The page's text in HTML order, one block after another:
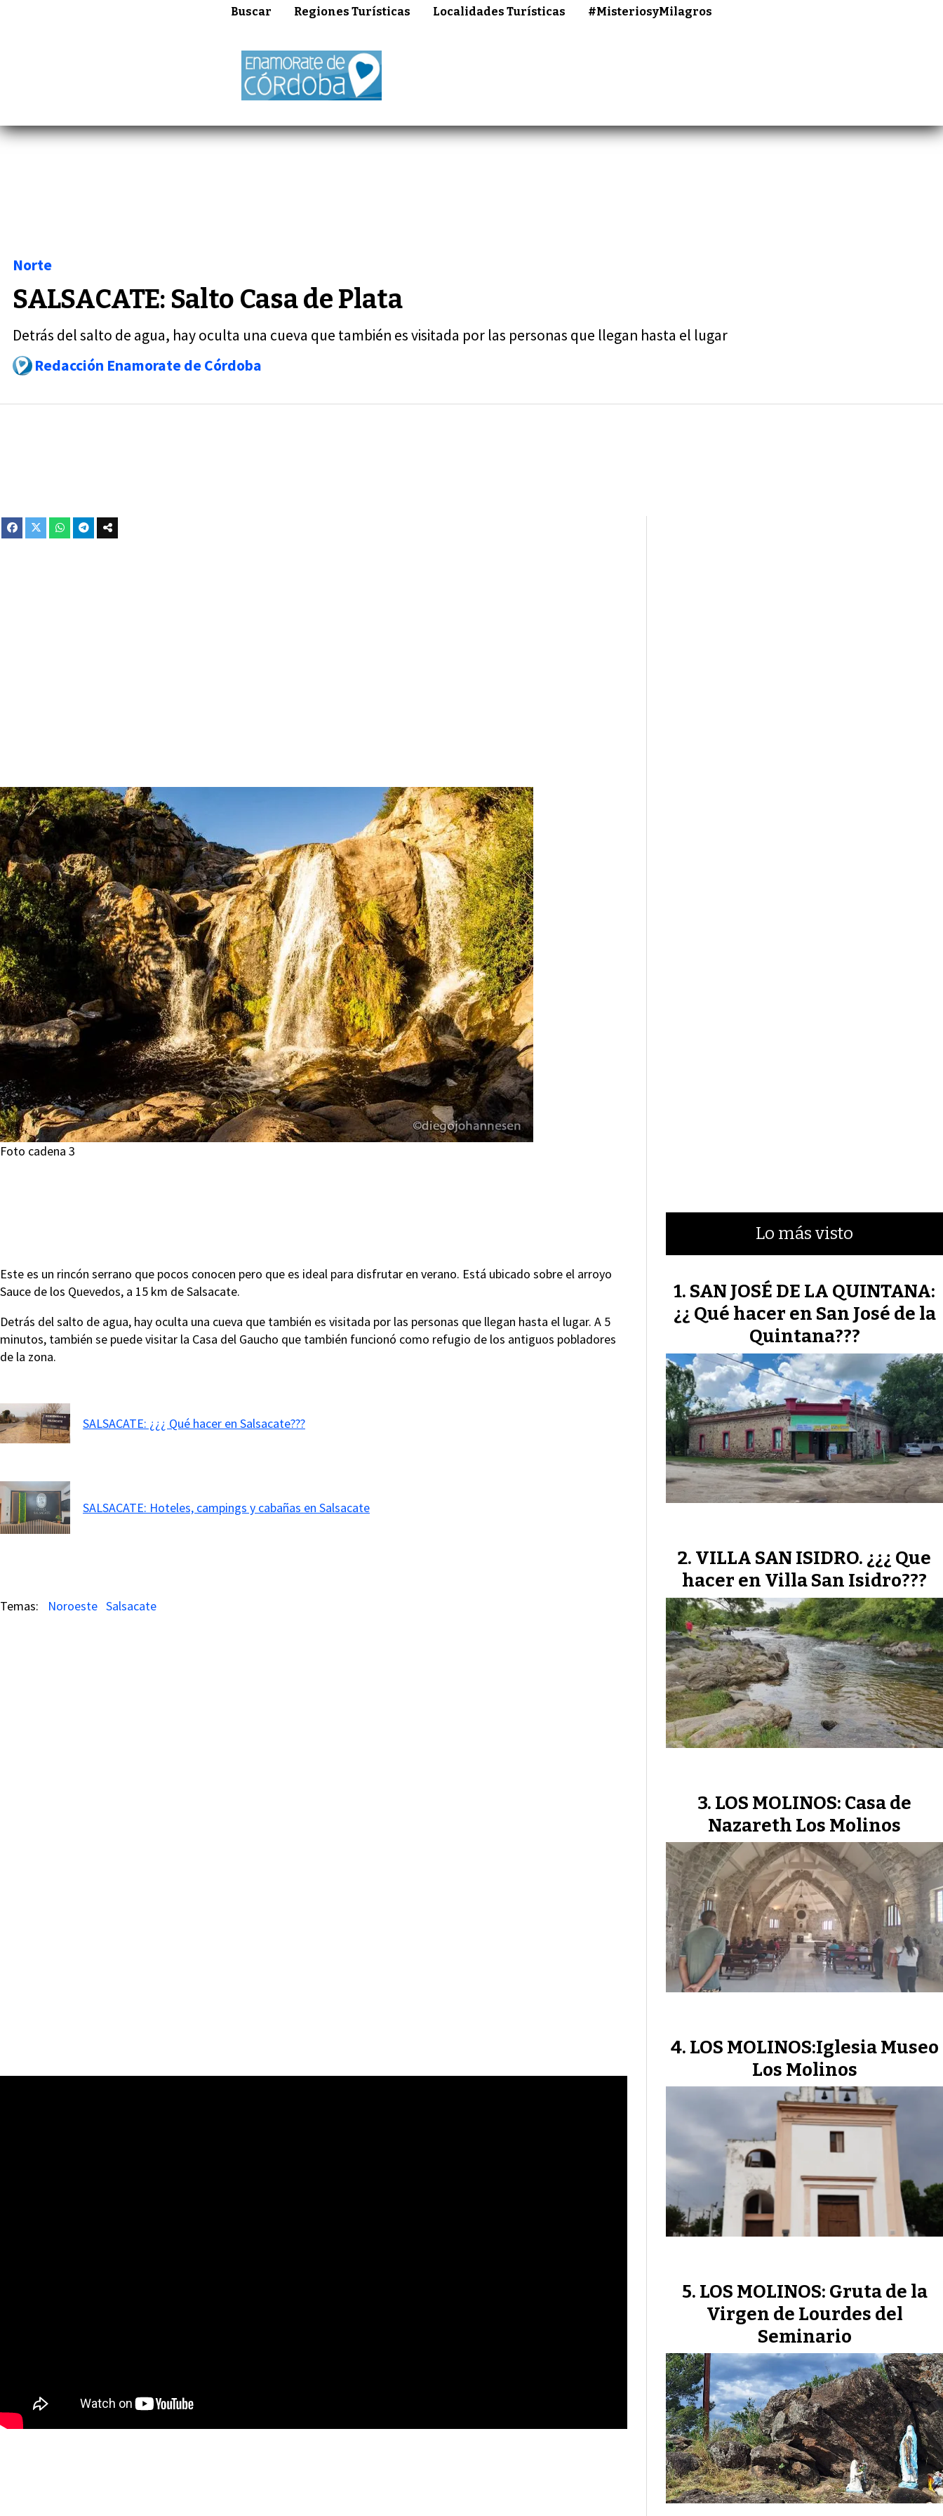
Buscar Regiones Turísticas Localidades Turísticas #MisteriosyMilagros
SALSACATE: Salto Casa de Plata
Detrás del salto de agua, hay oculta una cueva que también es visitada por las personas que llegan hasta el lugar
Norte
Redacción Enamorate de Córdoba
Foto cadena 3
Este es un rincón serrano que pocos conocen pero que es ideal para disfrutar en verano. Está ubicado sobre el arroyo
Sauce de los Quevedos, a 15 km de Salsacate.
Detrás del salto de agua, hay oculta una cueva que también es visitada por las personas que llegan hasta el lugar. A 5
minutos, también se puede visitar la Casa del Gaucho que también funcionó como refugio de los antiguos pobladores
de la zona.
SALSACATE: ¿¿¿ Qué hacer en Salsacate???
SALSACATE: Hoteles, campings y cabañas en Salsacate
Noroeste Salsacate
Lo más visto
SAN JOSÉ DE LA QUINTANA:
¿¿ Qué hacer en San José de la
Quintana???
VILLA SAN ISIDRO. ¿¿¿ Que
hacer en Villa San Isidro???
LOS MOLINOS: Casa de
Nazareth Los Molinos
LOS MOLINOS:Iglesia Museo
Los Molinos
LOS MOLINOS: Gruta de la
Virgen de Lourdes del
Seminario